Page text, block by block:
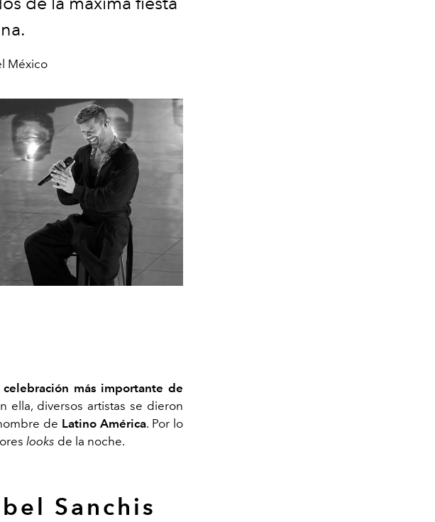
México
más importante de
ella, diversos artistas se dieron
de Latino América. Por lo
looks de la noche.
Sanchis